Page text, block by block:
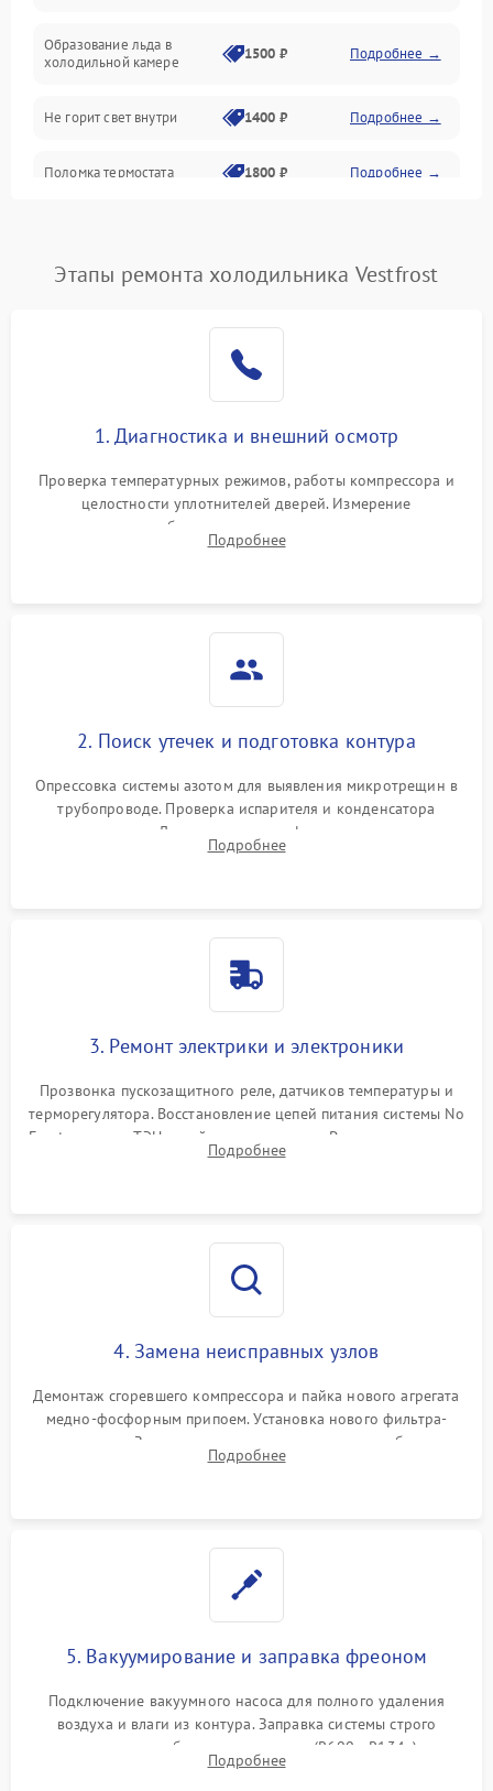
Образование льда в
холодильной камере
1500 ₽ Подробнее →
Не горит свет внутри 1400 ₽ Подробнее →
Поломка термостата 1800 ₽ Подробнее →
Поломка системы No Frost 2600 ₽ Подробнее →
работе
2000 ₽ Подробнее →
1000 ₽
1800 ₽
Этапы ремонта холодильника Vestfrost
1. Диагностика и внешний осмотр
Проверка температурных режимов, работы компрессора и
целостности уплотнителей дверей. Измерение
сопротивления обмоток мотора, проверка термостата и
считывание кодов ошибок с электронного дисплея.
Подробнее
2. Поиск утечек и подготовка контура
Опрессовка системы азотом для выявления микротрещин в
трубопроводе. Проверка испарителя и конденсатора
течеискателем. Демонтаж старого фильтра-осушителя и
продувка капиллярной трубки для устранения засоров.
Подробнее
3. Ремонт электрики и электроники
Прозвонка пускозащитного реле, датчиков температуры и
терморегулятора. Восстановление цепей питания системы No
Frost, включая ТЭН оттайки и вентилятор. Ремонт или замена
платы управления при сбоях алгоритмов.
Подробнее
4. Замена неисправных узлов
Демонтаж сгоревшего компрессора и пайка нового агрегата
медно-фосфорным припоем. Установка нового фильтра-
осушителя. Замена изношенных вентиляторов обдува,
сломанных заслонок или поврежденных дверных петель.
Подробнее
5. Вакуумирование и заправка фреоном
Подключение вакуумного насоса для полного удаления
воздуха и влаги из контура. Заправка системы строго
дозированным объемом хладагента (R600a, R134a) по
электронным весам. Контроль рабочего давления в системе.
Подробнее